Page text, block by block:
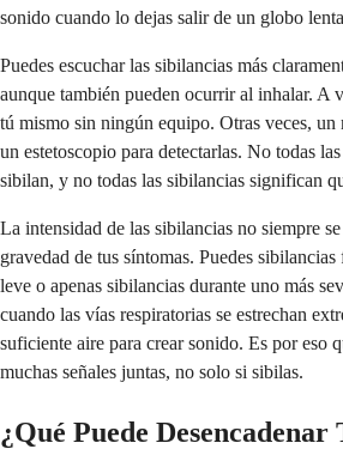
sonido cuando lo dejas salir de un globo
Puedes escuchar las sibilancias más
aunque también pueden ocurrir al inhalar. A
tú mismo sin ningún equipo. Otras veces, un
un estetoscopio para detectarlas. No todas
sibilan, y no todas las sibilancias significan
La intensidad de las sibilancias no siempre
gravedad de tus síntomas. Puedes
leve o apenas sibilancias durante uno más
cuando las vías respiratorias se estrechan
suficiente aire para crear sonido. Es por eso
muchas señales juntas, no solo si sibilas.
¿Qué Puede Desencadenar